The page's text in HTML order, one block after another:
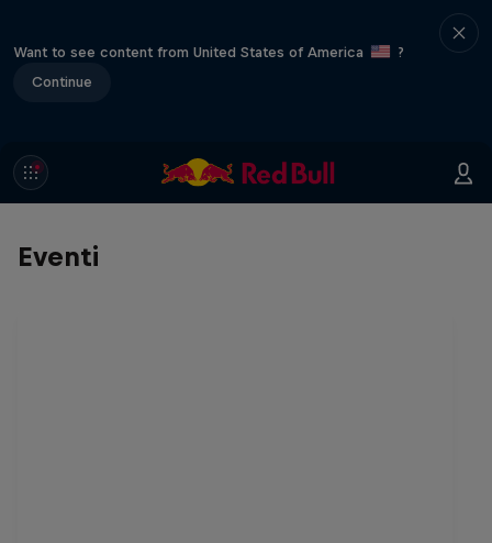
Want to see content from United States of America
?
Continue
Eventi